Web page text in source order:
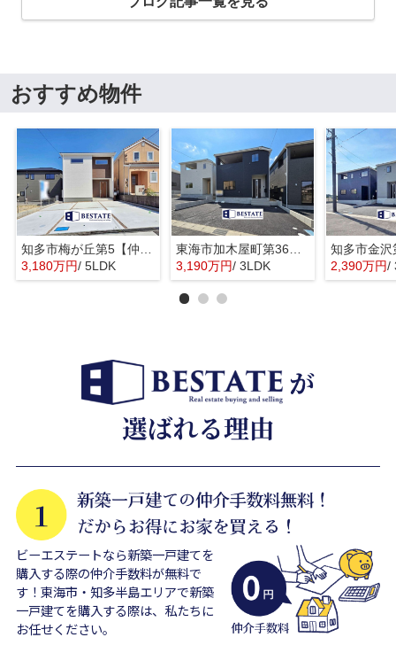
おすすめ物件
3,180万円/ 5LDK
3,190万円/ 3LDK 2,390万円/
ビーエステートなら新築一戸建てを
購入する際の仲介手数料が無料で
す！東海市・知多半島エリアで新築
一戸建てを購入する際は、私たちに
お任せください。